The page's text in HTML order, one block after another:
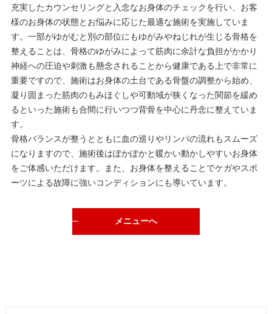
充実したカウンセリングと入念なお身体のチェックを行い、お客
様のお身体の状態とお悩みに応じた最適な施術を実施していま
す。一部がゆがむと別の部位にもゆがみやねじれが生じる骨格を
整えることは、骨格のゆがみによって筋肉に余計な負担がかかり
神経への圧迫や刺激も懸念されることから健康である上で非常に
重要ですので、施術はお身体の土台である骨盤の調整から始め、
凝り固まった筋肉のもみほぐしや可動域が狭くなった関節を緩め
るといった施術も合間に行いつつ背骨を中心に丹念に整えていま
す。
骨格バランスが整うとともに血の巡りやリンパの流れもスムーズ
になりますので、施術後はぽかぽかと暖かい動かしやすいお身体
をご体感いただけます。また、お身体を整えることでケガやスポ
ーツによる故障に強いコンディションにも導いています。
メニューへ